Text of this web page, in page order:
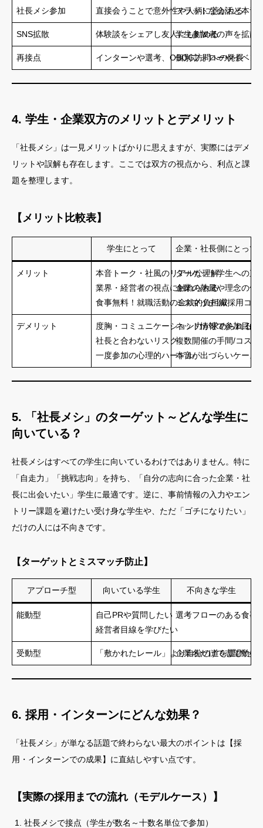
社長メシ参加 直接会うことで意外性や人柄に惹かれる
フラットな会話と本音
SNS拡散 体験談をシェアし友人にも勧める
学生参加者の声を拡散
再接点 インターンや選考、OBOG訪問への発展
個別フォローやイベン
4. 学生・企業双方のメリットとデメリット
「社長メシ」は一見メリットばかりに思えますが、実際にはデメ
リットや誤解も存在します。ここでは双方の視点から、利点と課
題を整理します。
【メリット比較表】
学生にとって 企業・社長側にとって
メリット
本音トーク・社風のリアルな理解
業界・経営者の視点に触れられる
食事無料！就職活動の金銭的負担減
ターゲット学生への直
企業の熱量や理念の体
ミスマッチ減/採用コス
デメリット
度胸・コミュニケーション力が求められる
社長と合わないリスク
一度参加の心理的ハードル
ネット情報で参加目的
複数開催の手間/コスト
本音が出づらいケース
5. 「社長メシ」のターゲット～どんな学生に
向いている？
社長メシはすべての学生に向いているわけではありません。特に
「自走力」「挑戦志向」を持ち、「自分の志向に合った企業・社
長に出会いたい」学生に最適です。逆に、事前情報の入力やエン
トリー課題を避けたい受け身な学生や、ただ「ゴチになりたい」
だけの人には不向きです。
【ターゲットとミスマッチ防止】
アプローチ型 向いている学生 不向きな学生
能動型
自己PRや質問したい
経営者目線を学びたい
選考フローのある食事
受動型 「敷かれたレール」より自分の道を選びたい
企業名だけで志望動機
6. 採用・インターンにどんな効果？
「社長メシ」が単なる話題で終わらない最大のポイントは【採
用・インターンでの成果】に直結しやすい点です。
【実際の採用までの流れ（モデルケース）】
社長メシで接点（学生が数名～十数名単位で参加）